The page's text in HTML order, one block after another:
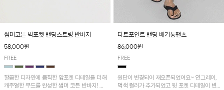
썸머코튼 빅포켓 밴딩스트링 반바지
58,000원
FREE
깔끔한 디자인에 큼직한 앞포켓 디테일을 더해
캐주얼한 무드를 완성한 썸머 코튼 반바지! 허
다트포인트 밴딩 배기통팬츠
86,000원
FREE
원단이 변경되어 재오픈되었어요~ 연그레이,
먹색 컬러가 추가되었고 뒷 포켓 디테일이 변